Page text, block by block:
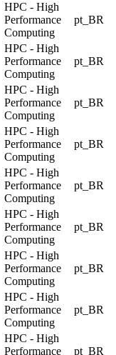
HPC - High
Performance
Computing
pt_BR
HPC - High
Performance
Computing
pt_BR
HPC - High
Performance
Computing
pt_BR
HPC - High
Performance
Computing
pt_BR
HPC - High
Performance
Computing
pt_BR
HPC - High
Performance
Computing
pt_BR
HPC - High
Performance
Computing
pt_BR
HPC - High
Performance
Computing
pt_BR
HPC - High
Performance
pt_BR